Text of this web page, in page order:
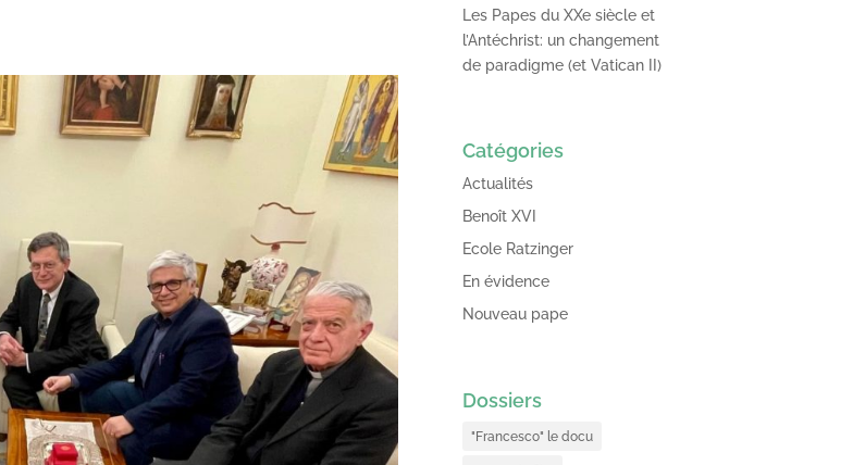
Les Papes du XXe siècle et
l’Antéchrist: un changement
de paradigme (et Vatican II)
Catégories
Actualités
Benoît XVI
Ecole Ratzinger
En évidence
Nouveau pape
Dossiers
"Francesco" le docu